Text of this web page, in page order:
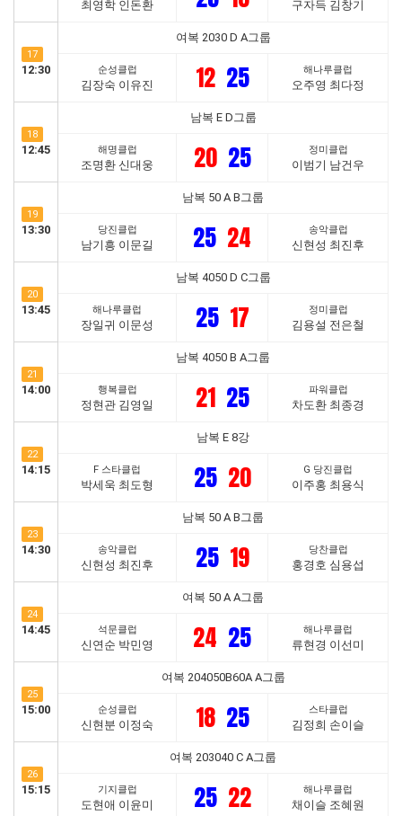
최영학 인돈환 구자득 김창기
17
12:30
여복 2030 D A그룹
순성클럽
김장숙 이유진 12 25 해나루클럽
오주영 최다정
18
12:45
남복 E D그룹
해명클럽
조명환 신대웅 20 25 정미클럽
이범기 남건우
19
13:30
남복 50 A B그룹
당진클럽
남기흥 이문길 25 24 송악클럽
신현성 최진후
20
13:45
남복 4050 D C그룹
해나루클럽
장일귀 이문성 25 17 정미클럽
김용설 전은철
21
14:00
남복 4050 B A그룹
행복클럽
정현관 김영일 21 25 파워클럽
차도환 최종경
22
14:15
남복 E 8강
F 스타클럽
박세욱 최도형 25 20 G 당진클럽
이주홍 최용식
23
14:30
남복 50 A B그룹
송악클럽
신현성 최진후 25 19 당찬클럽
홍경호 심용섭
24
14:45
여복 50 A A그룹
석문클럽
신연순 박민영 24 25 해나루클럽
류현경 이선미
25
15:00
여복 204050B60A A그룹
순성클럽
신현분 이정숙 18 25 스타클럽
김정희 손이슬
26
15:15
여복 203040 C A그룹
기지클럽
도현애 이윤미 25 22 해나루클럽
채이슬 조혜원